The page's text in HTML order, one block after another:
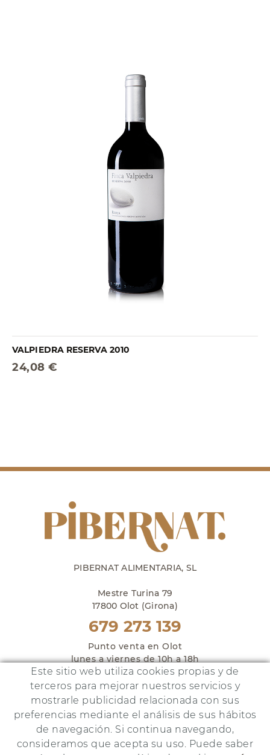
VALPIEDRA RESERVA 2010
24,08 €
PIBERNAT ALIMENTARIA, SL
Mestre Turina 79
17800 Olot (Girona)
679 273 139
Punto venta en Olot
lunes a viernes de 10h a 18h
y sábados de 10h a 14h
Este proyecto ha sido financiado por:
Este sitio web utiliza cookies propias y de
terceros para mejorar nuestros servicios y
mostrarle publicidad relacionada con sus
preferencias mediante el análisis de sus hábitos
de navegación. Si continua navegando,
consideramos que acepta su uso. Puede saber